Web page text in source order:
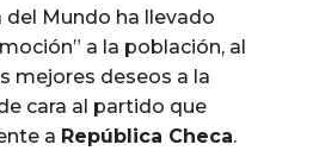
del Mundo ha llevado
a la población, al
mejores deseos a la
cara al partido que
a República Checa.